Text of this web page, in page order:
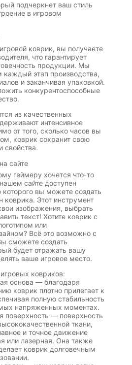
подчеркнет ваш стиль
в игровом
коврик, вы получаете
что гарантирует
продукции. Мы
каждый этап производства,
и заканчивая упаковкой.
конкурентоспособные
из качественных
интенсивное
от того, сколько часов вы
коврик сохранит свою
свойства.
сайте
геймеру хочется что-то
сайте доступен
вы можете создать
коврика. Этот инструмент
изображения, выбрать
текст! Хотите коврик с
или
Всё это возможно с
сможете создать
будет отражать вашу
ваше игровое место.
ковриков:
основа — благодаря
коврик плотно прилегает к
полную стабильность
напряженных моментах.
поверхность — поверхность
ткани,
и точное движение
или лазерная. Она также
коврик долговечным
Горячие
клавиши
INariArt